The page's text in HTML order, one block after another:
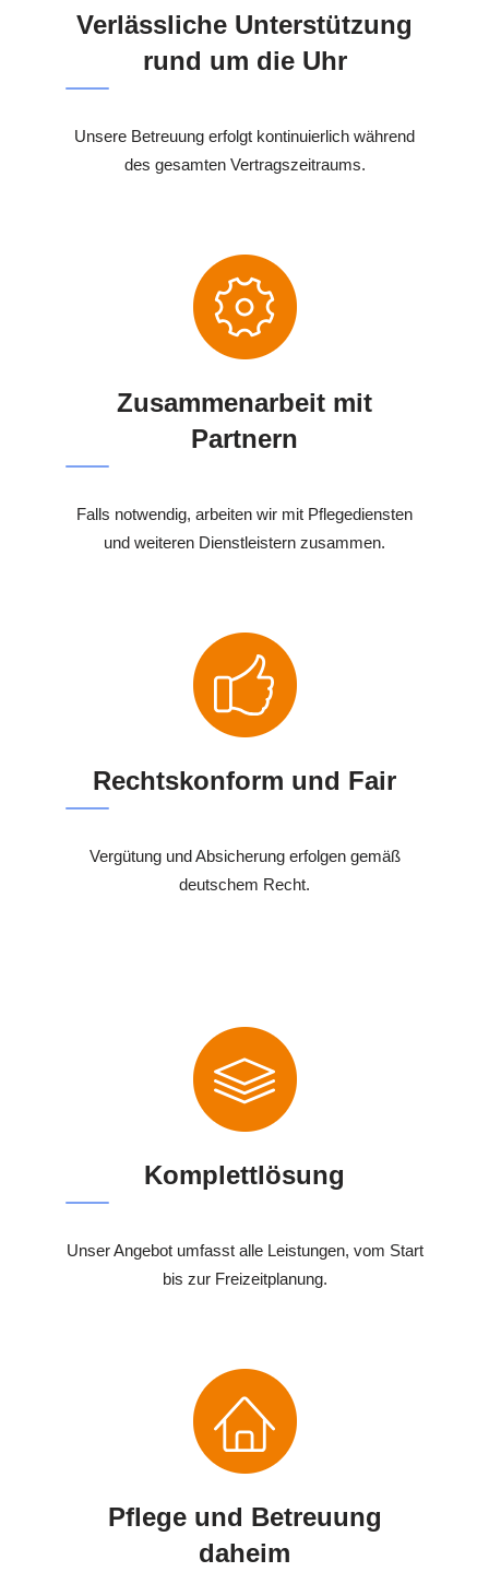
Verlässliche Unterstützung
rund um die Uhr
Unsere Betreuung erfolgt kontinuierlich während
des gesamten Vertragszeitraums.
Zusammenarbeit mit
Partnern
Falls notwendig, arbeiten wir mit Pflegediensten
und weiteren Dienstleistern zusammen.
Rechtskonform und Fair
Vergütung und Absicherung erfolgen gemäß
deutschem Recht.
Komplettlösung
Unser Angebot umfasst alle Leistungen, vom Start
bis zur Freizeitplanung.
Pflege und Betreuung
daheim